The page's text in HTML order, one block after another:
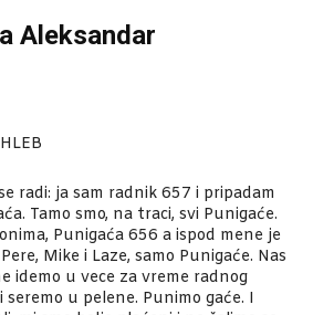
Aleksandar
radi: ja sam radnik 657 i pripadam
Tamo smo, na traci, svi Punigaće.
Punigaća 656 a ispod mene je
Mike i Laze, samo Punigaće. Nas
idemo u vece za vreme radnog
u pelene. Punimo gaće. I